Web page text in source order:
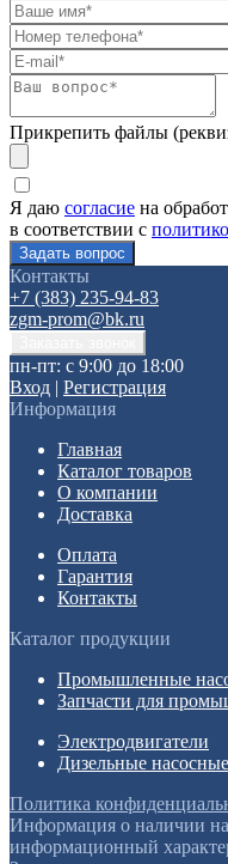
Прикрепить файлы
Я даю согласие на
в соответствии с
Контакты
+7 (383) 235-94-83
zgm-prom@bk.ru
пн-пт: с 9:00 до 18:00
Вход | Регистрация
Информация
Главная
Каталог товаров
О компании
Доставка
Оплата
Гарантия
Контакты
Каталог продукции
Промышленные
Запчасти для
Электродвигатели
Дизельные
Политика
Информация о наличии на
информационный